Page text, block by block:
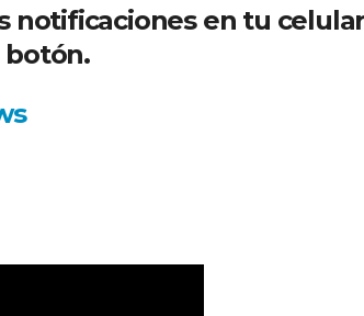
notificaciones en tu celular
botón.